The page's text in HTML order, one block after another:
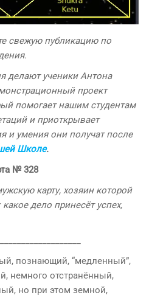
свежую публикацию по
делают ученики Антона
проект
помогает нашим студентам
и приоткрывает
и умения они получат после
Школе.
№ 328
карту, хозяин которой
какое дело принесёт успех,
познающий, “медленный”,
немного отстранённый,
но при этом земной,